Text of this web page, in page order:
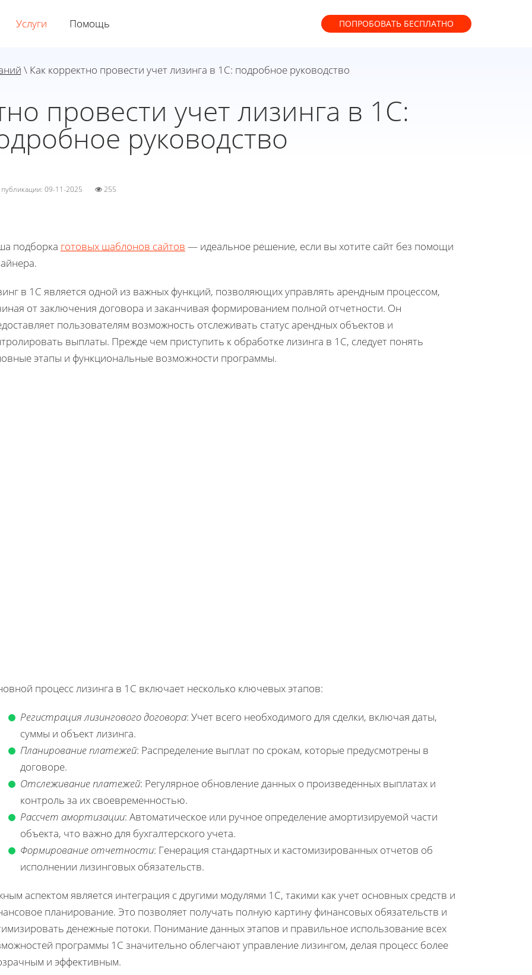
Услуги Помощь ПОПРОБОВАТЬ БЕСПЛАТНО
\ Как корректно провести учет лизинга в 1С: подробное руководство
провести учет лизинга в 1С:
руководство
публикации: 09-11-2025 255
подборка готовых шаблонов сайтов — идеальное решение, если вы хотите сайт без помощи
в 1С является одной из важных функций, позволяющих управлять арендным процессом,
от заключения договора и заканчивая формированием полной отчетности. Он
пользователям возможность отслеживать статус арендных объектов и
выплаты. Прежде чем приступить к обработке лизинга в 1С, следует понять
этапы и функциональные возможности программы.
процесс лизинга в 1С включает несколько ключевых этапов:
Регистрация лизингового договора: Учет всего необходимого для сделки, включая даты,
суммы и объект лизинга.
Планирование платежей: Распределение выплат по срокам, которые предусмотрены в
договоре.
Отслеживание платежей: Регулярное обновление данных о произведенных выплатах и
контроль за их своевременностью.
Рассчет амортизации: Автоматическое или ручное определение амортизируемой части
объекта, что важно для бухгалтерского учета.
Формирование отчетности: Генерация стандартных и кастомизированных отчетов об
исполнении лизинговых обязательств.
аспектом является интеграция с другими модулями 1С, такими как учет основных средств и
планирование. Это позволяет получать полную картину финансовых обязательств и
денежные потоки. Понимание данных этапов и правильное использование всех
программы 1С значительно облегчают управление лизингом, делая процесс более
и эффективным.